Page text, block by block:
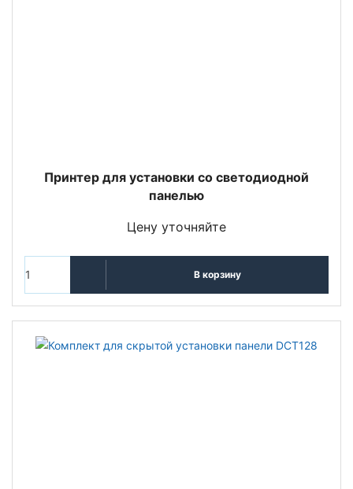
Принтер для установки со светодиодной
панелью
Цену уточняйте
В корзину